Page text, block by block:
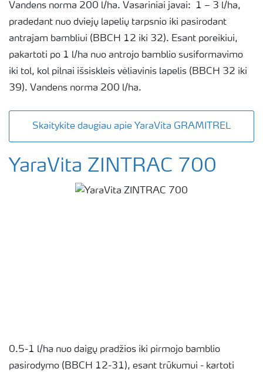
Vandens norma 200 l/ha. Vasariniai javai: 1 – 3 l/ha,
pradedant nuo dviejų lapelių tarpsnio iki pasirodant
antrajam bambliui (BBCH 12 iki 32). Esant poreikiui,
pakartoti po 1 l/ha nuo antrojo bamblio susiformavimo
iki tol, kol pilnai išsiskleis vėliavinis lapelis (BBCH 32 iki
39). Vandens norma 200 l/ha.
Skaitykite daugiau apie YaraVita GRAMITREL
YaraVita ZINTRAC 700
0.5-1 l/ha nuo daigų pradžios iki pirmojo bamblio
pasirodymo (BBCH 12-31), esant trūkumui - kartoti